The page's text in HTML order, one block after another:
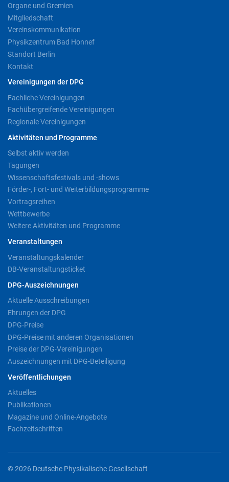
Organe und Gremien
Mitgliedschaft
Vereinskommunikation
Physikzentrum Bad Honnef
Standort Berlin
Kontakt
Vereinigungen der DPG
Fachliche Vereinigungen
Fachübergreifende Vereinigungen
Regionale Vereinigungen
Aktivitäten und Programme
Selbst aktiv werden
Tagungen
Wissenschaftsfestivals und -shows
Förder-, Fort- und Weiterbildungsprogramme
Vortragsreihen
Wettbewerbe
Weitere Aktivitäten und Programme
Veranstaltungen
Veranstaltungskalender
DB-Veranstaltungsticket
DPG-Auszeichnungen
Aktuelle Ausschreibungen
Ehrungen der DPG
DPG-Preise
DPG-Preise mit anderen Organisationen
Preise der DPG-Vereinigungen
Auszeichnungen mit DPG-Beteiligung
Veröffentlichungen
Aktuelles
Publikationen
Magazine und Online-Angebote
Fachzeitschriften
© 2026 Deutsche Physikalische Gesellschaft